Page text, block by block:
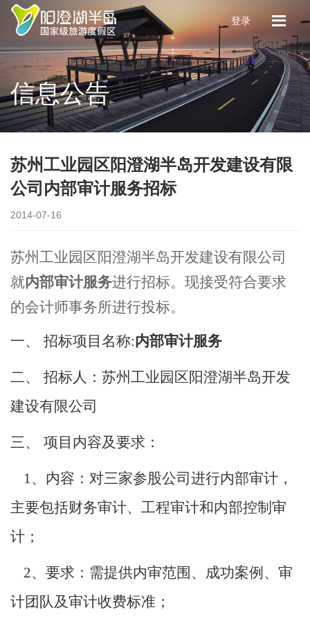
登录
信息公告
苏州工业园区阳澄湖半岛开发建设有限
公司内部审计服务招标
2014-07-16
苏州工业园区阳澄湖半岛开发建设有限公司
就内部审计服务进行招标。现接受符合要求
的会计师事务所进行投标。
一、 招标项目名称:内部审计服务
二、
招标人：苏州工业园区阳澄湖半岛开发
建设有限公司
三、 项目内容及要求：
1、内容：对三家参股公司进行内部审计，
主要包括财务审计、工程审计和内部控制审
计；
2、要求：需提供内审范围、成功案例、审
计团队及审计收费标准；